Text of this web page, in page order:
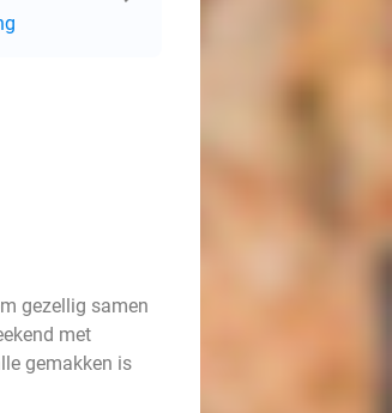
gezellig samen
met
gemakken is